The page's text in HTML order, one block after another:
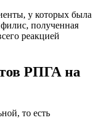
у которых была
полученная
реакцией
РПГА на
то есть